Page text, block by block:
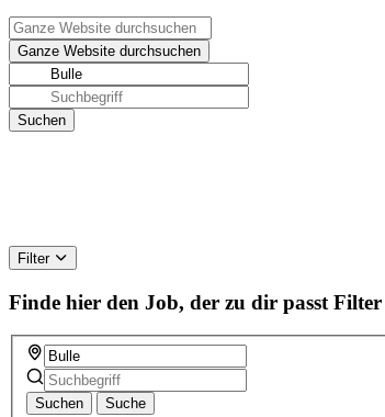
Filter
Finde hier den Job, der zu dir passt Filter
Suchen Suche